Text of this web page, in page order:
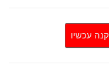
קנה עכשיו